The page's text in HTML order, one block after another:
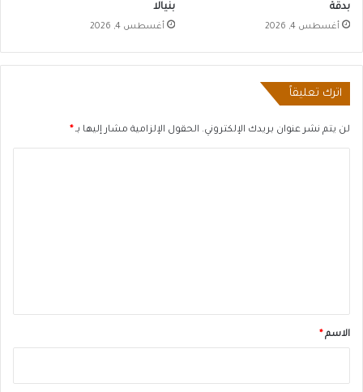
بدقة
أغسطس 4, 2026
بنيالا
أغسطس 4, 2026
اترك تعليقاً
لن يتم نشر عنوان بريدك الإلكتروني. الحقول الإلزامية مشار إليها بـ *
*الاسم *